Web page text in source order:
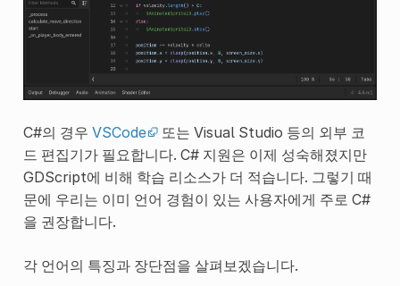
C#의 경우 VSCode
또는 Visual Studio 등의 외부 코
드 편집기가 필요합니다. C# 지원은 이제 성숙해졌지만
GDScript에 비해 학습 리소스가 더 적습니다. 그렇기 때
문에 우리는 이미 언어 경험이 있는 사용자에게 주로 C#
을 권장합니다.
각 언어의 특징과 장단점을 살펴보겠습니다.